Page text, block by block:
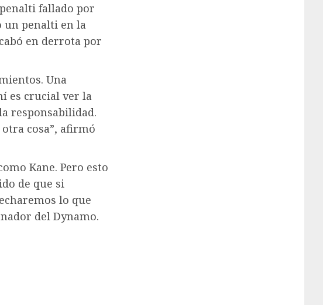
fallado por
un penalti en la
en derrota por
Una
es crucial ver la
responsabilidad.
cosa”, afirmó
Kane. Pero esto
de que si
lo que
del Dynamo.